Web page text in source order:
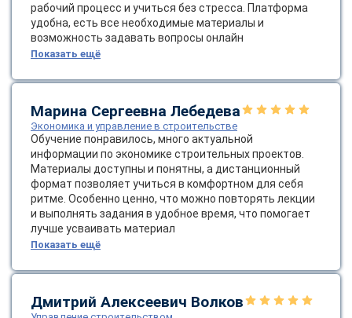
рабочий процесс и учиться без стресса. Платформа
удобна, есть все необходимые материалы и
возможность задавать вопросы онлайн
Показать ещё
Марина Сергеевна Лебедева
Экономика и управление в строительстве
Обучение понравилось, много актуальной
информации по экономике строительных проектов.
Материалы доступны и понятны, а дистанционный
формат позволяет учиться в комфортном для себя
ритме. Особенно ценно, что можно повторять лекции
и выполнять задания в удобное время, что помогает
лучше усваивать материал
Показать ещё
Дмитрий Алексеевич Волков
Max